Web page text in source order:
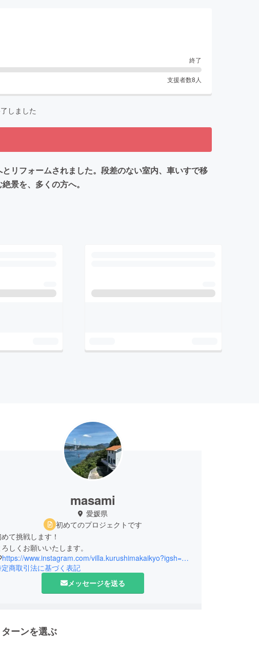
終了
支援者数8 人
しました
リフォームされました。段差のない室内、車いすで移
景を、多くの方へ。
masami
愛媛県
初めてのプロジェクトです
て挑戦します！
しくお願いいたします。
https://www.instagram.com/villa.kurushimakaikyo?igsh=Njh6dW5zanl6a3J0
商取引法に基づく表記
メッセージを送る
ターンを選ぶ